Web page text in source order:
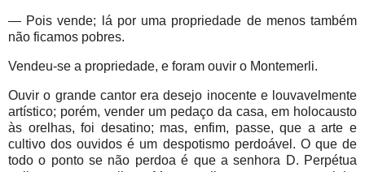
— Pois vende; lá por uma propriedade de menos também
não ficamos pobres.
Vendeu-se a propriedade, e foram ouvir o Montemerli.
Ouvir o grande cantor era desejo inocente e louvavelmente
artístico; porém, vender um pedaço da casa, em holocausto
às orelhas, foi desatino; mas, enfim, passe, que a arte e
cultivo dos ouvidos é um despotismo perdoável. O que de
todo o ponto se não perdoa é que a senhora D. Perpétua